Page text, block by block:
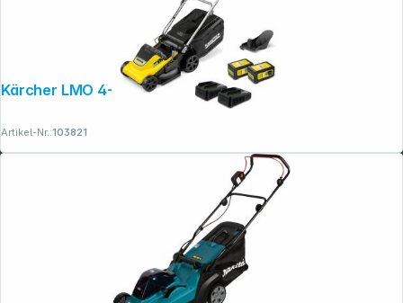
Kärcher LMO 4-18 Dual Battery Set
Artikel-Nr.:103821